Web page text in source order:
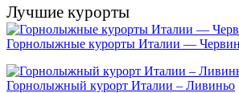
Лучшие курорты
Горнолыжные курорты Италии —
Горнолыжный курорт Италии – Ливиньо